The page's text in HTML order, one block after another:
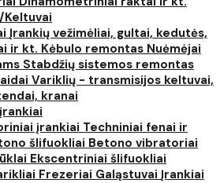
Įrankių vežimėliai, gultai, kedutės,
ir kt. Kėbulo remontas Nuėmėjai
Stabdžių sistemos remontas
Variklių - transmisijos keltuvai,
kranai
įrankiai Techniniai fenai ir
šlifuokliai Betono vibratoriai
Ekscentriniai šlifuokliai
Frezeriai Galąstuvai Įrankiai